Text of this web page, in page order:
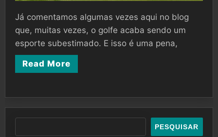
Já comentamos algumas vezes aqui no blog
que, muitas vezes, o golfe acaba sendo um
esporte subestimado. E isso é uma pena,
Read More
PESQUISAR